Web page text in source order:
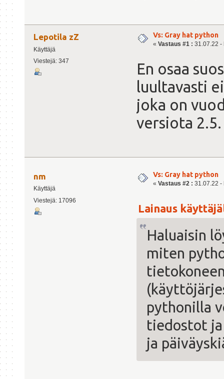
Lepotila zZ
Käyttäjä
Viestejä: 347
Vs: Gray hat python
« Vastaus #1 : 31.07.22 -
En osaa
luultavasti
joka on
versiota 2.5.
nm
Käyttäjä
Viestejä: 17096
Vs: Gray hat python
« Vastaus #2 : 31.07.22 -
Lainaus
Haluaisin
miten
pythonilla
tiedostot
ja